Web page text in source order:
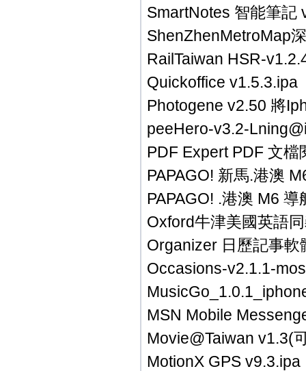
SmartNotes 智能筆記
ShenZhenMetroMap
RailTaiwan HSR-
Quickoffice v1.5.3.ipa
Photogene v2.50 將
peeHero-v3.2-
PDF Expert PDF 文檔
PAPAGO! 新馬.港澳
PAPAGO! .港澳 M6
Oxford牛津美國英語
Organizer 日歷記事軟
Occasions-v2.1.1-
MSN Mobile
Movie@Taiwan v1.3(
MotionX GPS v9.3.ipa